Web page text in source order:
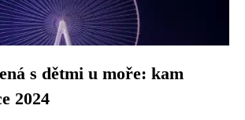
s dětmi u moře: kam
2024